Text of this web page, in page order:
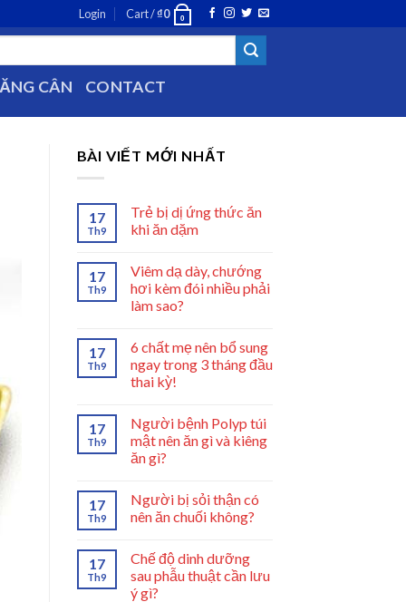
Login Cart /₫0 0
CÂN CONTACT
BÀI VIẾT MỚI NHẤT
17
Th9
Trẻ bị dị ứng thức ăn
khi ăn dặm
17
Th9
Viêm dạ dày, chướng
hơi kèm đói nhiều phải
làm sao?
17
Th9
6 chất mẹ nên bổ sung
ngay trong 3 tháng đầu
thai kỳ!
17
Th9
Người bệnh Polyp túi
mật nên ăn gì và kiêng
ăn gì?
17
Th9
Người bị sỏi thận có
nên ăn chuối không?
17
Th9
Chế độ dinh dưỡng
sau phẫu thuật cần lưu
ý gì?